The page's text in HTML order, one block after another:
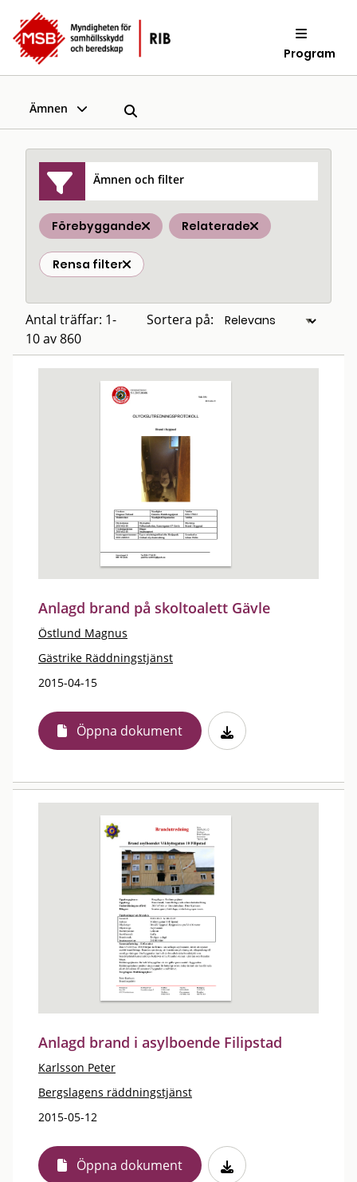
Program
Ämnen
Ämnen och filter
Förebyggande Relaterade
Rensa filter
Antal träffar: 1-
10 av 860
Sortera på:
Anlagd brand på skoltoalett Gävle
Östlund Magnus
Gästrike Räddningstjänst
2015-04-15
Öppna dokument
Anlagd brand i asylboende Filipstad
Karlsson Peter
Bergslagens räddningstjänst
2015-05-12
Öppna dokument